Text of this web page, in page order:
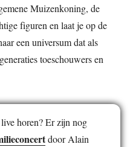
Muizenkoning, de
figuren en laat je op de
een universum dat als
toeschouwers en
horen? Er zijn nog
door Alain